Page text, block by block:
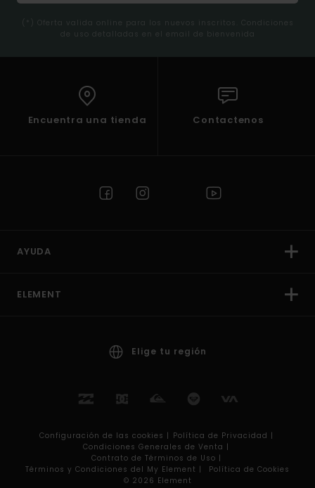
(*) Oferta valida online para los nuevos inscritos. Condiciones
de uso detalladas en el email de bienvenida
Encuentra una tienda Contactenos
AYUDA
ELEMENT
Elige tu región
Configuración de las cookies | Política de Privacidad |
Condiciones Generales de Venta |
Contrato de Términos de Uso |
Términos y Condiciones del My Element |
Política de Cookies
© 2026 Element